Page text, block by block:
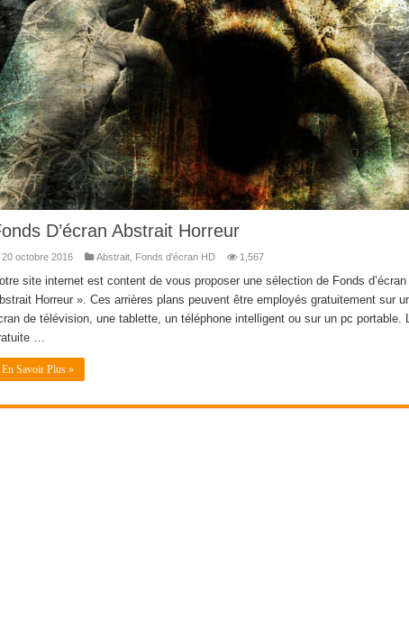
D’écran Abstrait Horreur
20 octobre 2016 Abstrait, Fonds d'écran HD 1,567
site internet est content de vous proposer une sélection de Fonds d’écran
Horreur ». Ces arrières plans peuvent être employés gratuitement sur
de télévision, une tablette, un téléphone intelligent ou sur un pc portable.
…
En Savoir Plus »